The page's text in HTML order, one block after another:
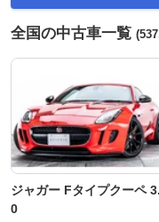
全国の中古車一覧
ジャガー Fタイプクーペ 3.
0